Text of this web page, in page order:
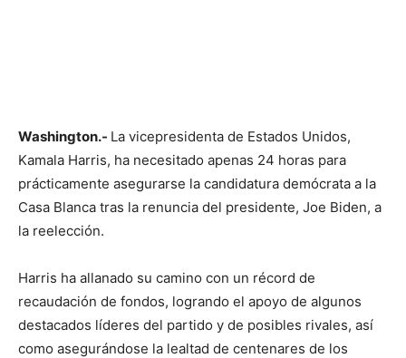
Washington.- La vicepresidenta de Estados Unidos,
Kamala Harris, ha necesitado apenas 24 horas para
prácticamente asegurarse la candidatura demócrata a la
Casa Blanca tras la renuncia del presidente, Joe Biden, a
la reelección.
Harris ha allanado su camino con un récord de
recaudación de fondos, logrando el apoyo de algunos
destacados líderes del partido y de posibles rivales, así
como asegurándose la lealtad de centenares de los